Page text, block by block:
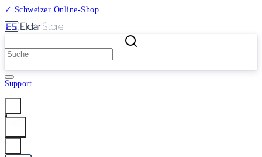
✓ Schweizer Online-Shop
Support